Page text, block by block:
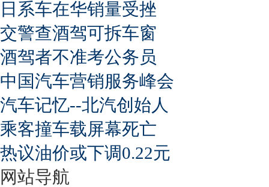
日系车在华销量受挫
交警查酒驾可拆车窗
酒驾者不准考公务员
中国汽车营销服务峰会
汽车记忆--北汽创始人
乘客撞车载屏幕死亡
热议油价或下调0.22元
网站导航